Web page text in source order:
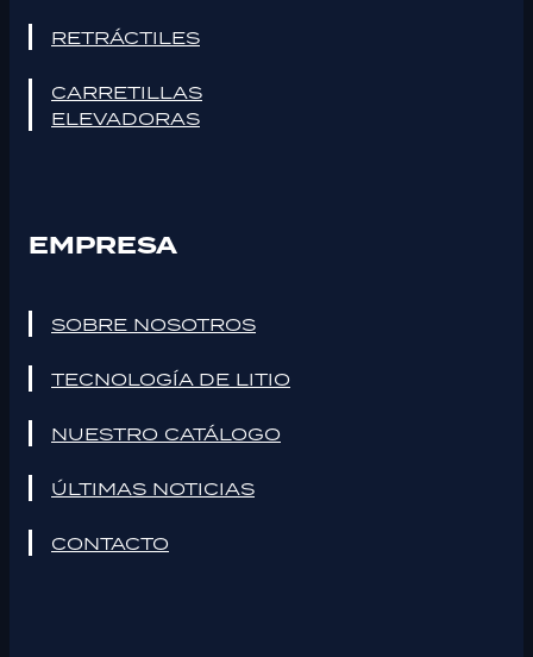
RETRÁCTILES
CARRETILLAS
ELEVADORAS
EMPRESA
SOBRE NOSOTROS
TECNOLOGÍA DE LITIO
NUESTRO CATÁLOGO
ÚLTIMAS NOTICIAS
CONTACTO